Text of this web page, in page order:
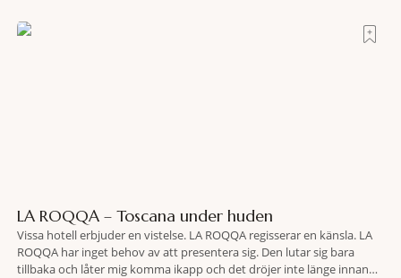
LA ROQQA – Toscana under huden
Vissa hotell erbjuder en vistelse. LA ROQQA regisserar en känsla. LA
ROQQA har inget behov av att presentera sig. Den lutar sig bara
tillbaka och låter mig komma ikapp och det dröjer inte länge innan